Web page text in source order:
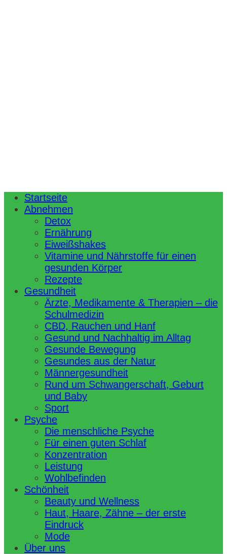
Startseite
Abnehmen
Detox
Ernährung
Eiweißshakes
Vitamine und Nährstoffe für einen
gesunden Körper
Rezepte
Gesundheit
Ärzte, Medikamente & Therapien – die
Schulmedizin
CBD, Rauchen und Hanf
Gesund und Nachhaltig im Alltag
Gesunde Bewegung
Gesundes aus der Natur
Männergesundheit
Rund um Schwangerschaft, Geburt
und Baby
Sport
Psyche
Die menschliche Psyche
Für einen guten Schlaf
Konzentration
Leistung
Wohlbefinden
Schönheit
Beauty und Wellness
Haut, Haare, Zähne – der erste
Eindruck
Mode
Über uns